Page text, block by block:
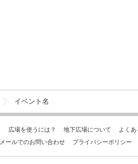
イベント名
広場を使うには？ 地下広場について
よく
メールでのお問い合わせ プライバシーポリシー